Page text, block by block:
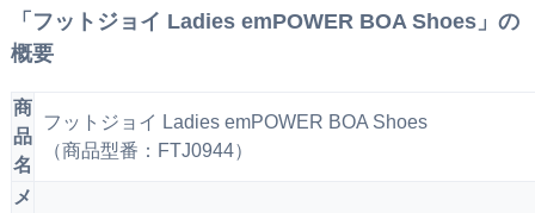
「フットジョイ Ladies emPOWER BOA Shoes」の
概要
商
品
名
フットジョイ Ladies emPOWER BOA Shoes
（商品型番：FTJ0944）
メ